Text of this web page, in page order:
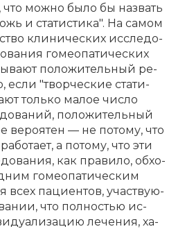
что мож­но бы­ло бы на­звать
и ста­ти­сти­ка". На са­мом
кли­ни­че­ских ис­сле­до­
го­мео­па­ти­че­ских
по­ло­жи­тель­ный ре­
ес­ли "твор­че­ские ста­ти­
толь­ко ма­лое чис­ло
по­ло­жи­тель­ный
ве­ро­я­тен — не по­то­му, что
а по­то­му, что эти
как пра­ви­ло, об­хо­
го­мео­па­ти­че­ским
всех па­ци­ен­тов, участ­ву­ю­
что пол­но­стью ис­
ле­че­ния, ха­